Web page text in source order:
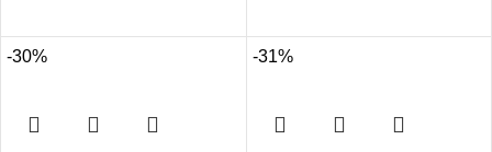
-30% -31%